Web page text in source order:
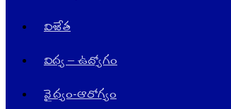
విజేత
విద్య – ఉద్యోగం
వైద్యం-ఆరోగ్యం